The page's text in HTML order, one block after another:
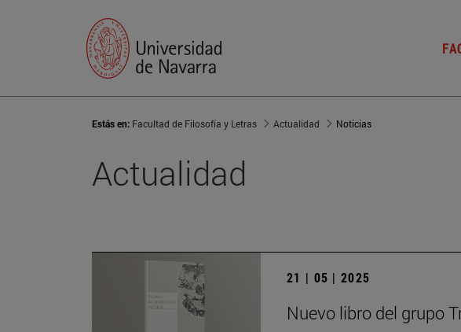
Estás en: Facultad de Filosofía y Letras Actualidad Noticias
Actualidad
21 | 05 | 2025
Nuevo libro del grupo